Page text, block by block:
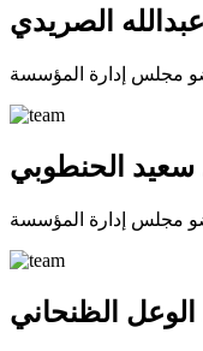
الصريدي
مجلس إدارة المؤسسة
سعيد الحنطوبي
مجلس إدارة المؤسسة
الوعل الظنحاني